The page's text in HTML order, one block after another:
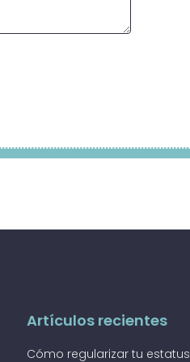
Artículos recientes
Cómo regularizar tu estatus